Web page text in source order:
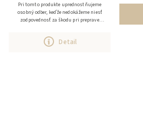
Detail
Pri tomto produkte uprednostňujeme
osobný odber, keďže nedokážeme niesť
zodpovednosť za škodu pri preprave
účtujeme k prepravným...